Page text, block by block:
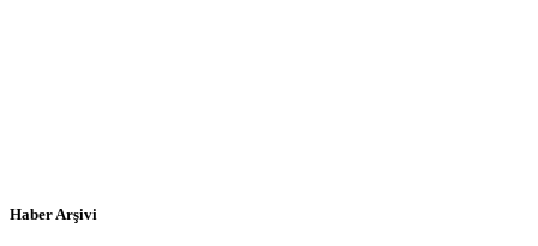
Haber Arşivi